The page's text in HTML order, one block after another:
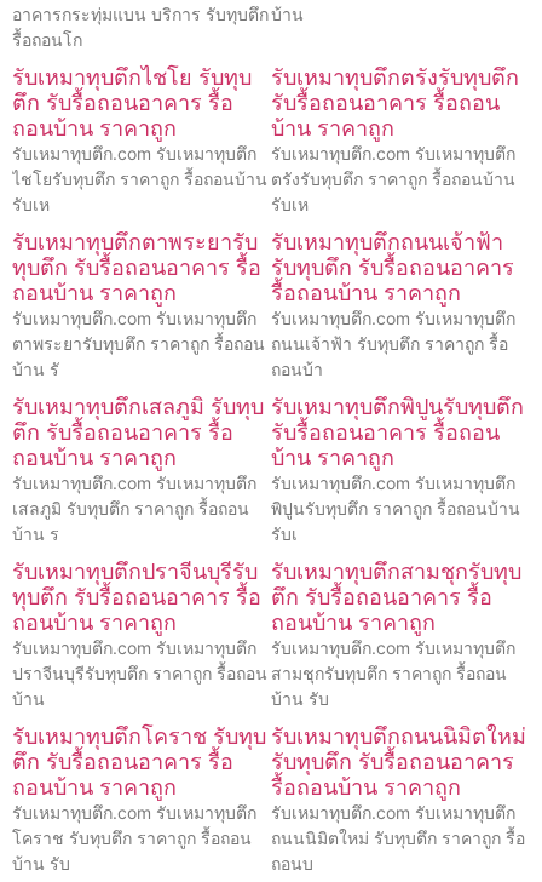
อาคารกระทุ่มแบน บริการ รับทุบตึก
รื้อถอนโก
บ้าน
รับเหมาทุบตึกไชโย รับทุบ
ตึก รับรื้อถอนอาคาร รื้อ
ถอนบ้าน ราคาถูก
รับเหมาทุบตึก.com รับเหมาทุบตึก
ไชโยรับทุบตึก ราคาถูก รื้อถอนบ้าน
รับเห
รับเหมาทุบตึกตรังรับทุบตึก
รับรื้อถอนอาคาร รื้อถอน
บ้าน ราคาถูก
รับเหมาทุบตึก.com รับเหมาทุบตึก
ตรังรับทุบตึก ราคาถูก รื้อถอนบ้าน
รับเห
รับเหมาทุบตึกตาพระยารับ
ทุบตึก รับรื้อถอนอาคาร รื้อ
ถอนบ้าน ราคาถูก
รับเหมาทุบตึก.com รับเหมาทุบตึก
ตาพระยารับทุบตึก ราคาถูก รื้อถอน
บ้าน รั
รับเหมาทุบตึกถนนเจ้าฟ้า
รับทุบตึก รับรื้อถอนอาคาร
รื้อถอนบ้าน ราคาถูก
รับเหมาทุบตึก.com รับเหมาทุบตึก
ถนนเจ้าฟ้า รับทุบตึก ราคาถูก รื้อ
ถอนบ้า
รับเหมาทุบตึกเสลภูมิ รับทุบ
ตึก รับรื้อถอนอาคาร รื้อ
ถอนบ้าน ราคาถูก
รับเหมาทุบตึก.com รับเหมาทุบตึก
เสลภูมิ รับทุบตึก ราคาถูก รื้อถอน
บ้าน ร
รับเหมาทุบตึกพิปูนรับทุบตึก
รับรื้อถอนอาคาร รื้อถอน
บ้าน ราคาถูก
รับเหมาทุบตึก.com รับเหมาทุบตึก
พิปูนรับทุบตึก ราคาถูก รื้อถอนบ้าน
รับเ
รับเหมาทุบตึกปราจีนบุรีรับ
ทุบตึก รับรื้อถอนอาคาร รื้อ
ถอนบ้าน ราคาถูก
รับเหมาทุบตึก.com รับเหมาทุบตึก
ปราจีนบุรีรับทุบตึก ราคาถูก รื้อถอน
บ้าน
รับเหมาทุบตึกสามชุกรับทุบ
ตึก รับรื้อถอนอาคาร รื้อ
ถอนบ้าน ราคาถูก
รับเหมาทุบตึก.com รับเหมาทุบตึก
สามชุกรับทุบตึก ราคาถูก รื้อถอน
บ้าน รับ
รับเหมาทุบตึกโคราช รับทุบ
ตึก รับรื้อถอนอาคาร รื้อ
ถอนบ้าน ราคาถูก
รับเหมาทุบตึก.com รับเหมาทุบตึก
โคราช รับทุบตึก ราคาถูก รื้อถอน
บ้าน รับ
รับเหมาทุบตึกถนนนิมิตใหม่
รับทุบตึก รับรื้อถอนอาคาร
รื้อถอนบ้าน ราคาถูก
รับเหมาทุบตึก.com รับเหมาทุบตึก
ถนนนิมิตใหม่ รับทุบตึก ราคาถูก รื้อ
ถอนบ